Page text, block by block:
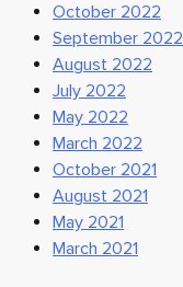
October 2022
September 2022
August 2022
July 2022
May 2022
March 2022
October 2021
August 2021
May 2021
March 2021